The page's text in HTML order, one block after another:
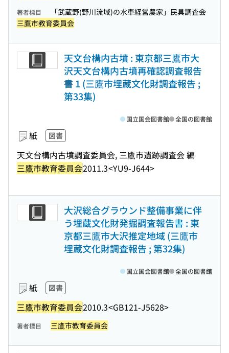
著者標目
「武蔵野(野川流域)の水車経営農家」民具調査会
三鷹市教育委員会
天文台構内古墳 : 東京都三鷹市大
沢天文台構内古墳再確認調査報告
書 1 (三鷹市埋蔵文化財調査報告 ;
第33集)
紙 図書
天文台構内古墳調査委員会, 三鷹市遺跡調査会 編
三鷹市教育委員会2011.3<YU9-J644>
国立国会図書館 全国の図書館
大沢総合グラウンド整備事業に伴
う埋蔵文化財発掘調査報告書 : 東
京都三鷹市大沢推定地域 (三鷹市
埋蔵文化財調査報告 ; 第32集)
紙 図書
三鷹市教育委員会2010.3<GB121-J5628>
国立国会図書館 全国の図書館
著者標目 三鷹市教育委員会